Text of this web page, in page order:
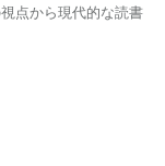
点から現代的な読書